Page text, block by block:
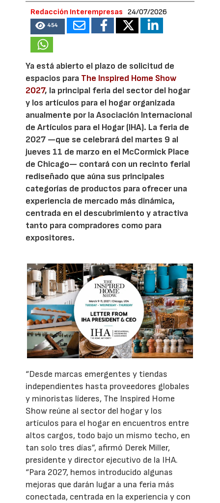
Redacción Interempresas 24/07/2026
454
Ya está abierto el plazo de solicitud de
espacios para The Inspired Home Show
2027, la principal feria del sector del hogar
y los artículos para el hogar organizada
anualmente por la Asociación Internacional
de Artículos para el Hogar (IHA). La feria de
2027 —que se celebrará del martes 9 al
jueves 11 de marzo en el McCormick Place
de Chicago— contará con un recinto ferial
rediseñado que aúna sus principales
categorías de productos para ofrecer una
experiencia de mercado más dinámica,
centrada en el descubrimiento y atractiva
tanto para compradores como para
expositores.
“Desde marcas emergentes y tiendas
independientes hasta proveedores globales
y minoristas líderes, The Inspired Home
Show reúne al sector del hogar y los
artículos para el hogar en encuentros entre
altos cargos, todo bajo un mismo techo, en
tan solo tres días”, afirmó Derek Miller,
presidente y director ejecutivo de la IHA.
“Para 2027, hemos introducido algunas
mejoras que darán lugar a una feria más
conectada, centrada en la experiencia y con